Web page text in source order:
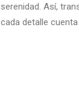
serenidad. Así,
cada detalle